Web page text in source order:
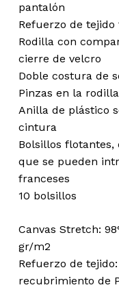
pantalón
Refuerzo de tejido
Rodilla con
cierre de velcro
Doble costura de
Pinzas en la rodilla
Anilla de plástico
cintura
Bolsillos
que se pueden
franceses
10 bolsillos
Canvas Stretch:
gr/m2
Refuerzo de
recubrimiento de